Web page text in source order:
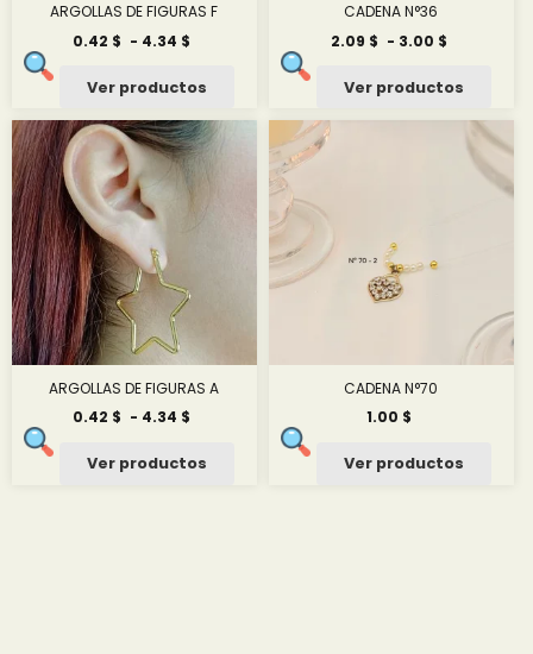
ARGOLLAS DE FIGURAS F
0.42 $ - 4.34 $
desde
0.42 $
hasta
4.34 $
Ver productos
CADENA N°36
2.09 $ - 3.00 $
desde
2.09 $
hasta
3.00 $
Ver productos
ARGOLLAS DE FIGURAS A
0.42 $ - 4.34 $
desde
Ver productos
CADENA N°70
1.00 $
Ver productos